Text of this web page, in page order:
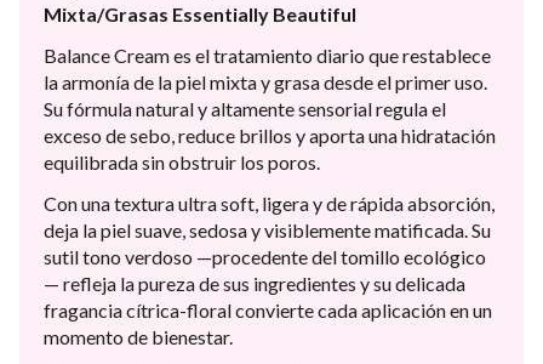
Mixta/Grasas Essentially Beautiful
Balance Cream es el tratamiento diario que restablece
la armonía de la piel mixta y grasa desde el primer uso.
Su fórmula natural y altamente sensorial regula el
exceso de sebo, reduce brillos y aporta una hidratación
equilibrada sin obstruir los poros.
Con una textura ultra soft, ligera y de rápida absorción,
deja la piel suave, sedosa y visiblemente matificada. Su
sutil tono verdoso —procedente del tomillo ecológico
— refleja la pureza de sus ingredientes y su delicada
fragancia cítrica-floral convierte cada aplicación en un
momento de bienestar.